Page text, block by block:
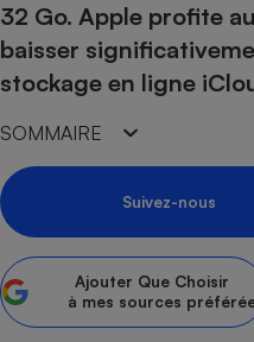
32 Go. Apple profite
baisser
stockage en ligne
SOMMAIRE
Suivez-nous
Ajouter Que Choisir
à mes sources
Tous les comparateurs
Toutes les cartes